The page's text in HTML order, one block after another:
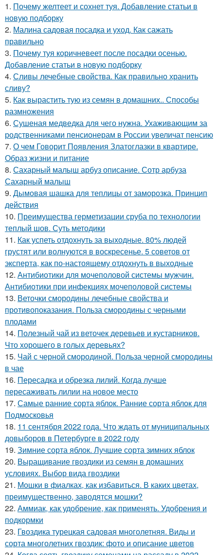
1. Почему желтеет и сохнет туя. Добавление статьи в
новую подборку
2. Малина садовая посадка и уход. Как сажать
правильно
3. Почему туя коричневеет после посадки осенью.
Добавление статьи в новую подборку
4. Сливы лечебные свойства. Как правильно хранить
сливу?
5. Как вырастить тую из семян в домашних.. Способы
размножения
6. Сушеная медведка для чего нужна. Ухаживающим за
родственниками пенсионерам в России увеличат пенсию
7. О чем Говорит Появления Златоглазки в квартире.
Образ жизни и питание
8. Сахарный малыш арбуз описание. Сотр арбуза
Сахарный малыш
9. Дымовая шашка для теплицы от заморозка. Принцип
действия
10. Преимущества герметизации сруба по технологии
теплый шов. Суть методики
11. Как успеть отдохнуть за выходные. 80% людей
грустят или волнуются в воскресенье. 5 советов от
эксперта, как по-настоящему отдохнуть в выходные
12. Антибиотики для мочеполовой системы мужчин.
Антибиотики при инфекциях мочеполовой системы
13. Веточки смородины лечебные свойства и
противопоказания. Польза смородины с черными
плодами
14. Полезный чай из веточек деревьев и кустарников.
Что хорошего в голых деревьях?
15. Чай с черной смородиной. Польза черной смородины
в чае
16. Пересадка и обрезка лилий. Когда лучше
пересаживать лилии на новое место
17. Самые ранние сорта яблок. Ранние сорта яблок для
Подмосковья
18. 11 сентября 2022 года. Что ждать от муниципальных
довыборов в Петербурге в 2022 году
19. Зимние сорта яблок. Лучшие сорта зимних яблок
20. Выращивание гвоздики из семян в домашних
условиях. Выбор вида гвоздики
21. Мошки в фиалках, как избавиться. В каких цветах,
преимущественно, заводятся мошки?
22. Аммиак, как удобрение, как применять. Удобрения и
подкормки
23. Гвоздика турецкая садовая многолетняя. Виды и
сорта многолетних гвоздик: фото и описание цветов